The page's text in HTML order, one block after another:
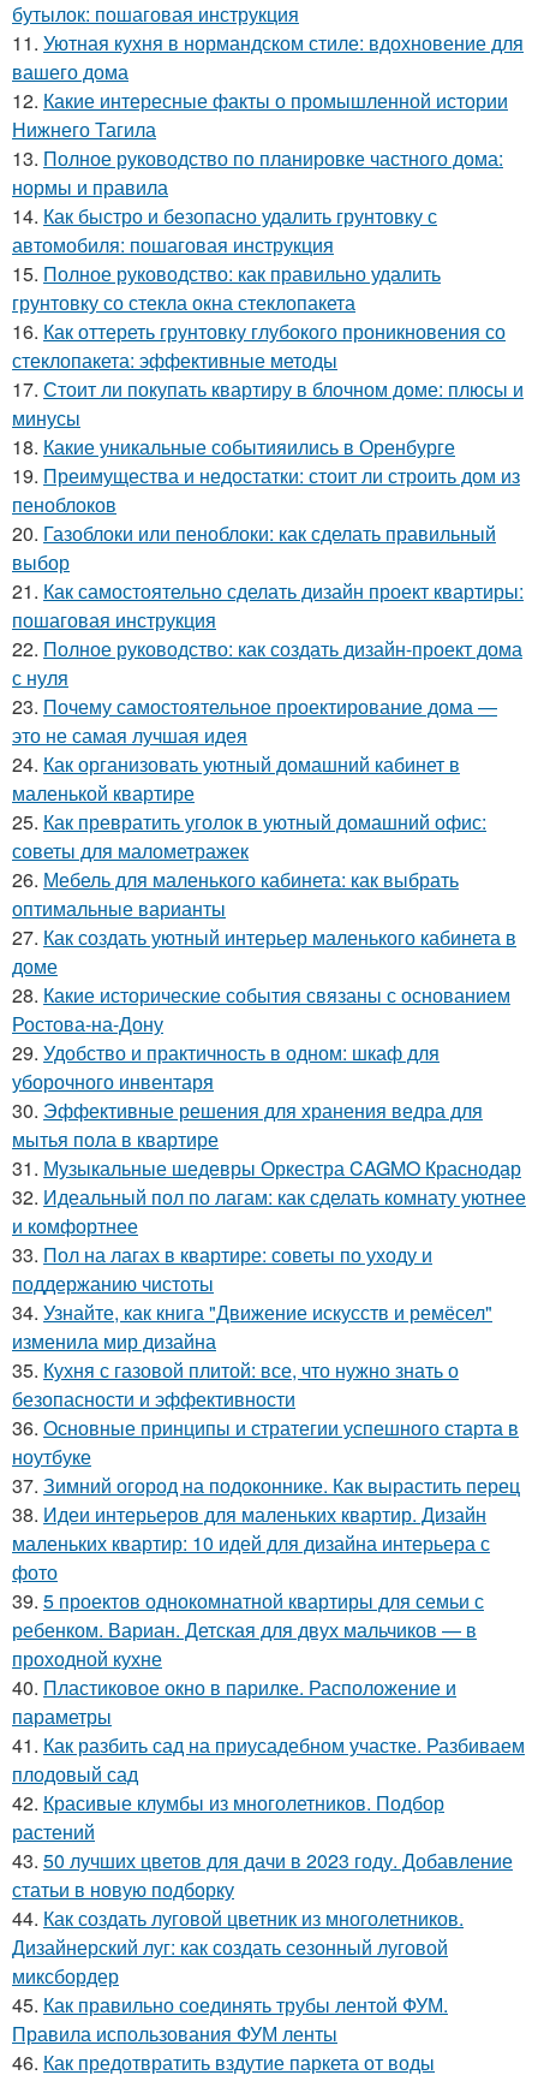
бутылок: пошаговая инструкция
11. Уютная кухня в нормандском стиле: вдохновение для
вашего дома
12. Какие интересные факты о промышленной истории
Нижнего Тагила
13. Полное руководство по планировке частного дома:
нормы и правила
14. Как быстро и безопасно удалить грунтовку с
автомобиля: пошаговая инструкция
15. Полное руководство: как правильно удалить
грунтовку со стекла окна стеклопакета
16. Как оттереть грунтовку глубокого проникновения со
стеклопакета: эффективные методы
17. Стоит ли покупать квартиру в блочном доме: плюсы и
минусы
18. Какие уникальные событияились в Оренбурге
19. Преимущества и недостатки: стоит ли строить дом из
пеноблоков
20. Газоблоки или пеноблоки: как сделать правильный
выбор
21. Как самостоятельно сделать дизайн проект квартиры:
пошаговая инструкция
22. Полное руководство: как создать дизайн-проект дома
с нуля
23. Почему самостоятельное проектирование дома —
это не самая лучшая идея
24. Как организовать уютный домашний кабинет в
маленькой квартире
25. Как превратить уголок в уютный домашний офис:
советы для малометражек
26. Мебель для маленького кабинета: как выбрать
оптимальные варианты
27. Как создать уютный интерьер маленького кабинета в
доме
28. Какие исторические события связаны с основанием
Ростова-на-Дону
29. Удобство и практичность в одном: шкаф для
уборочного инвентаря
30. Эффективные решения для хранения ведра для
мытья пола в квартире
31. Музыкальные шедевры Оркестра CAGMO Краснодар
32. Идеальный пол по лагам: как сделать комнату уютнее
и комфортнее
33. Пол на лагах в квартире: советы по уходу и
поддержанию чистоты
34. Узнайте, как книга "Движение искусств и ремёсел"
изменила мир дизайна
35. Кухня с газовой плитой: все, что нужно знать о
безопасности и эффективности
36. Основные принципы и стратегии успешного старта в
ноутбуке
37. Зимний огород на подоконнике. Как вырастить перец
38. Идеи интерьеров для маленьких квартир. Дизайн
маленьких квартир: 10 идей для дизайна интерьера с
фото
39. 5 проектов однокомнатной квартиры для семьи с
ребенком. Вариан. Детская для двух мальчиков — в
проходной кухне
40. Пластиковое окно в парилке. Расположение и
параметры
41. Как разбить сад на приусадебном участке. Разбиваем
плодовый сад
42. Красивые клумбы из многолетников. Подбор
растений
43. 50 лучших цветов для дачи в 2023 году. Добавление
статьи в новую подборку
44. Как создать луговой цветник из многолетников.
Дизайнерский луг: как создать сезонный луговой
миксбордер
45. Как правильно соединять трубы лентой ФУМ.
Правила использования ФУМ ленты
46. Как предотвратить вздутие паркета от воды